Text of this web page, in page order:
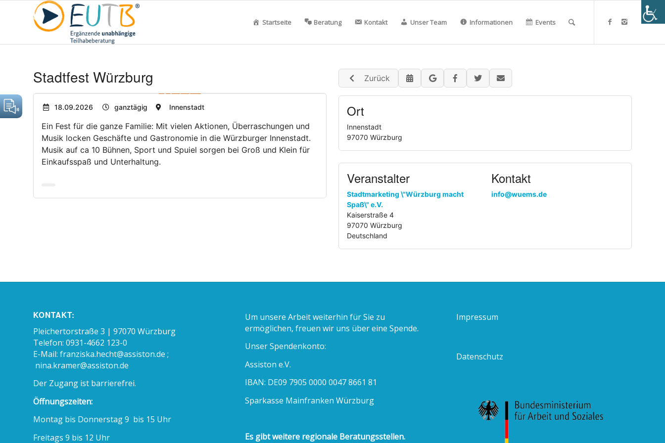
Startseite Beratung Kontakt Unser Team Informationen Events
Stadtfest Würzburg
18.09.2026 ganztägig Innenstadt
Ein Fest für die ganze Familie: Mit vielen Aktionen, Überraschungen und
Musik locken Geschäfte und Gastronomie in die Würzburger Innenstadt.
Musik auf ca 10 Bühnen, Sport und Spuiel sorgen bei Groß und Klein für
Einkaufsspaß und Unterhaltung.
Zurück
Ort
Innenstadt
97070 Würzburg
Veranstalter
Stadtmarketing \"Würzburg macht
Spaß\" e.V.
Kaiserstraße 4
97070 Würzburg
Deutschland
Kontakt
info@wuems.de
KONTAKT:
Pleichertorstraße 3 | 97070 Würzburg
Telefon: 0931-4662 123-0
E-Mail: franziska.hecht@assiston.de ;
nina.kramer@assiston.de
Der Zugang ist barrierefrei.
Öffnungszeiten:
Montag bis Donnerstag 9 bis 15 Uhr
Freitags 9 bis 12 Uhr
Um unsere Arbeit weiterhin für Sie zu
ermöglichen, freuen wir uns über eine Spende.
Unser Spendenkonto:
Assiston e.V.
IBAN: DE09 7905 0000 0047 8661 81
Sparkasse Mainfranken Würzburg
Es gibt weitere regionale Beratungsstellen.
Impressum
Datenschutz